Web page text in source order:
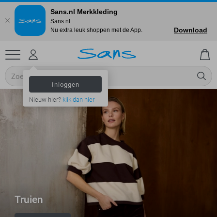
Inloggen
Nieuw hier? klik dan hier
Truien
Sans.nl Merkkleding
Sans.nl
Nu extra leuk shoppen met de App.
Download